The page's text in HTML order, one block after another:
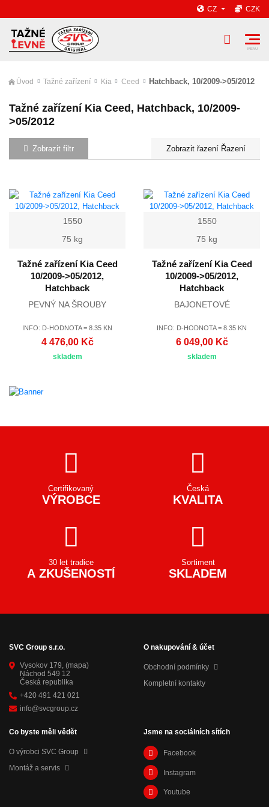
CZ CZK
Úvod Tažné zařízení Kia Ceed Hatchback, 10/2009->05/2012
Tažné zařízení Kia Ceed, Hatchback, 10/2009-
>05/2012
Zobrazit filtr Řazení
1550
75 kg
Tažné zařízení Kia Ceed
10/2009->05/2012,
Hatchback
PEVNÝ NA ŠROUBY
INFO: D-HODNOTA = 8.35 KN
4 476,00 Kč
skladem
1550
75 kg
Tažné zařízení Kia Ceed
10/2009->05/2012,
Hatchback
BAJONETOVÉ
INFO: D-HODNOTA = 8.35 KN
6 049,00 Kč
skladem
Certifikovaný
VÝROBCE
Česká
KVALITA
30 let tradice
A ZKUŠENOSTÍ
Sortiment
SKLADEM
SVC Group s.r.o.
Vysokov 179, (mapa)
Náchod 549 12
Česká republika
+420 491 421 021
info@svcgroup.cz
O nakupování & účet
Obchodní podmínky
Kompletní kontakty
Co byste měli vědět
O výrobci SVC Group
Montáž a servis
Jsme na sociálních sítích
Facebook
Instagram
Youtube